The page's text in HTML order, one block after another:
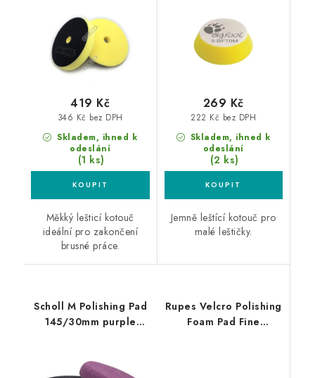
Skladem, ihned k
odeslání
(1 ks)
346 Kč bez DPH
419 Kč
Měkký lešticí kotouč
ideální pro zakončení
brusné práce.
Skladem, ihned k
odeslání
(2 ks)
222 Kč bez DPH
269 Kč
Jemně leštící kotouč pro
malé leštičky.
Scholl M Polishing Pad
145/30mm purple
Rupes Velcro Polishing
Foam Pad Fine